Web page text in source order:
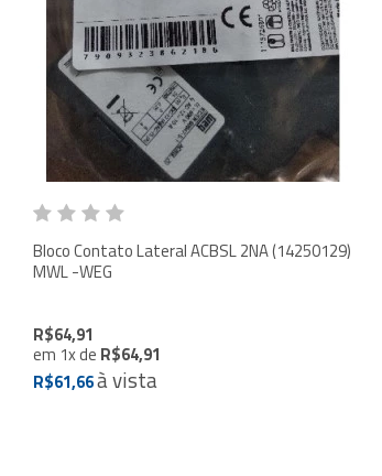
Bloco Contato Lateral ACBSL 2NA (14250129)
MWL -WEG
R$64,91
em 1xde R$64,91
R$61,66à vista